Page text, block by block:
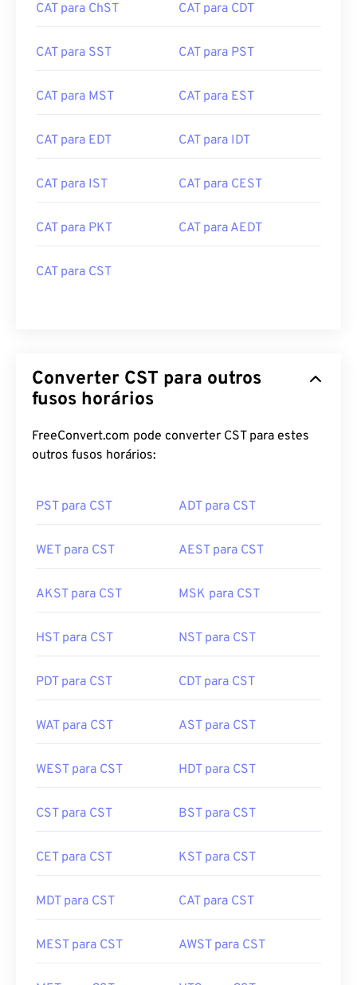
CAT para ChST CAT para CDT
CAT para SST CAT para PST
CAT para MST CAT para EST
CAT para EDT CAT para IDT
CAT para IST CAT para CEST
CAT para PKT CAT para AEDT
CAT para CST
Converter CST para outros
fusos horários
FreeConvert.com pode converter CST para estes
outros fusos horários:
PST para CST ADT para CST
WET para CST AEST para CST
AKST para CST MSK para CST
HST para CST NST para CST
PDT para CST CDT para CST
WAT para CST AST para CST
WEST para CST HDT para CST
CST para CST BST para CST
CET para CST KST para CST
MDT para CST CAT para CST
MEST para CST AWST para CST